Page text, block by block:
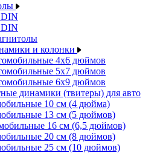
и колонки
4x6 дюймов
5x7 дюймов
6x9 дюймов
динамики (твитеры) для авто
10 см (4 дюйма)
13 см (5 дюймов)
16 см (6,5 дюймов)
20 см (8 дюймов)
25 см (10 дюймов)